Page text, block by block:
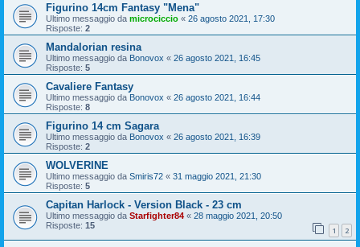
Figurino 14cm Fantasy "Mena"
Ultimo messaggio da microciccio « 26 agosto 2021, 17:30
Risposte: 2
Mandalorian resina
Ultimo messaggio da Bonovox « 26 agosto 2021, 16:45
Risposte: 5
Cavaliere Fantasy
Ultimo messaggio da Bonovox « 26 agosto 2021, 16:44
Risposte: 8
Figurino 14 cm Sagara
Ultimo messaggio da Bonovox « 26 agosto 2021, 16:39
Risposte: 2
WOLVERINE
Ultimo messaggio da Smiris72 « 31 maggio 2021, 21:30
Risposte: 5
Capitan Harlock - Version Black - 23 cm
Ultimo messaggio da Starfighter84 « 28 maggio 2021, 20:50
Risposte: 15 1 2